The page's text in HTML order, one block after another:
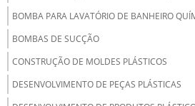
BOMBA PARA LAVATÓRIO DE BANHEIRO
BOMBAS DE SUCÇÃO
CONSTRUÇÃO DE MOLDES PLÁSTICOS
DESENVOLVIMENTO DE PEÇAS PLÁSTICAS